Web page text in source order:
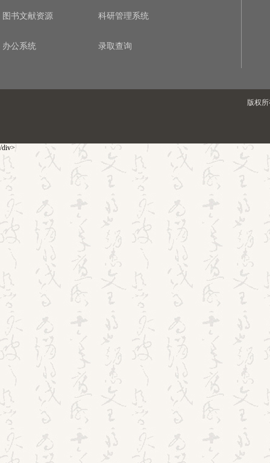
图书文献资源 科研管理系统
办公系统 录取查询
版权
/div>